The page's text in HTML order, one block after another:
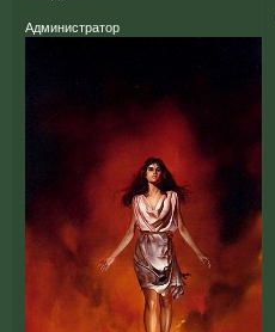
Администратор